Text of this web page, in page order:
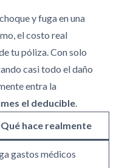
y fuga en una
el costo real
tu póliza. Con solo
casi todo el daño
entra la
el deducible
Qué hace realmente
gastos médicos